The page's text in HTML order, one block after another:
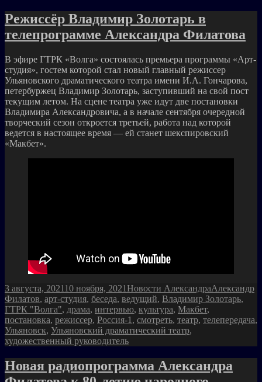
Режиссёр Владимир Золотарь в
телепрограмме Александра Филатова
В эфире ГТРК «Волга» состоялась премьера программы «Арт-
студия», гостем которой стал новый главный режиссер
Ульяновского драматического театра имени И.А. Гончарова,
петербуржец Владимир Золотарь, заступивший на свой пост
текущим летом. На сцене театра уже идут две постановки
Владимира Александровича, а в начале сентября очередной
творческий сезон откроется третьей, работа над которой
ведется в настоящее время — ей станет шекспировский
«Макбет».
Опубликовано
3 августа, 202110 ноября, 2021Рубрики
Новости АлександраМетки
Александр
Филатов, арт-студия, беседа, ведущий, Владимир Золотарь,
ГТРК "Волга", драма, интервью, культура, Макбет,
постановка, режиссер, Россия-1 , смотреть, театр, телепередача,
Ульяновск, Ульяновский драматический театр,
художественный руководитель
Новая радиопрограмма Александра